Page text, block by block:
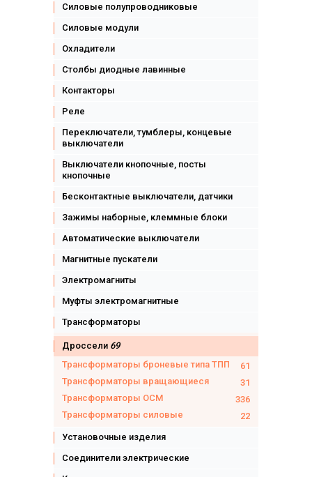
Силовые полупроводниковые
Силовые модули
Охладители
Столбы диодные лавинные
Контакторы
Реле
Переключатели, тумблеры, концевые
выключатели
Выключатели кнопочные, посты
кнопочные
Бесконтактные выключатели, датчики
Зажимы наборные, клеммные блоки
Автоматические выключатели
Магнитные пускатели
Электромагниты
Муфты электромагнитные
Трансформаторы
Дроссели 69
Трансформаторы броневые типа ТПП
61
Трансформаторы вращающиеся
31
Трансформаторы ОСМ
336
Трансформаторы силовые
22
Установочные изделия
Соединители электрические